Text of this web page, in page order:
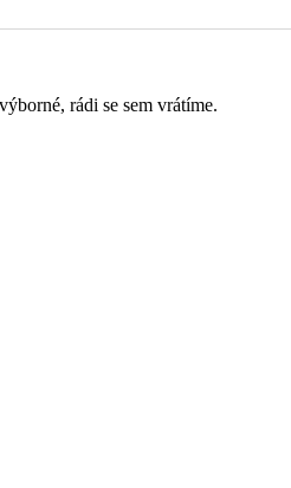
Hotel i personál super, jídlo výborné, rádi se sem vrátíme.